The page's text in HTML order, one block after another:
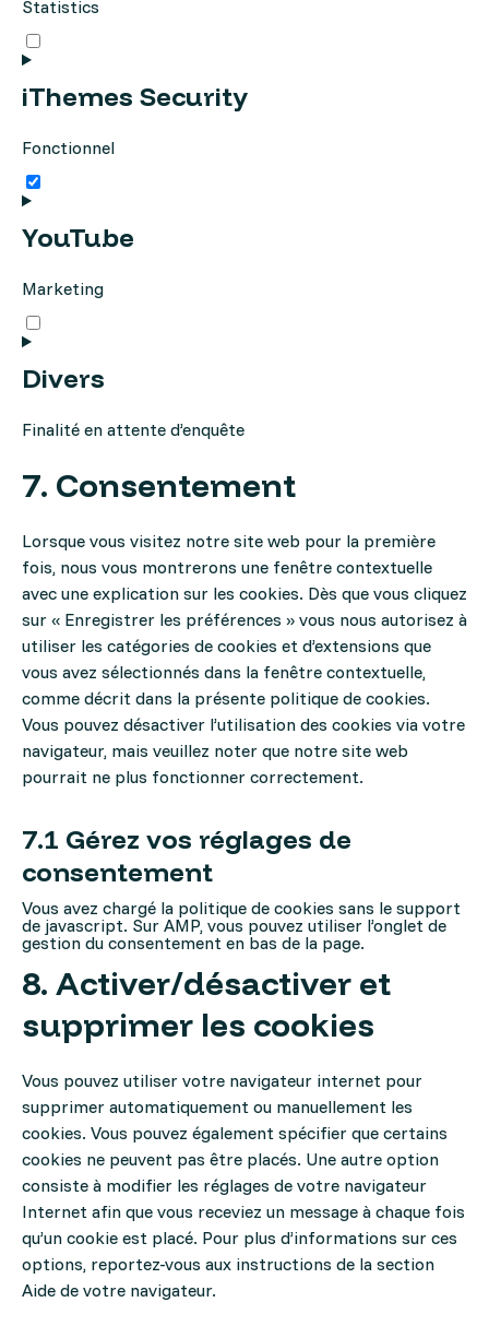
Statistics
Consent
to
google-
analytics
iThemes Security
Fonctionnel
Consent
to
ithemes-
security
YouTube
Marketing
Consent
to
youtube
Divers
Finalité en attente d’enquête
to
service
7. Consentement
Lorsque vous visitez notre site web pour la première
fois, nous vous montrerons une fenêtre contextuelle
avec une explication sur les cookies. Dès que vous cliquez
sur « Enregistrer les préférences » vous nous autorisez à
utiliser les catégories de cookies et d’extensions que
vous avez sélectionnés dans la fenêtre contextuelle,
comme décrit dans la présente politique de cookies.
Vous pouvez désactiver l’utilisation des cookies via votre
navigateur, mais veuillez noter que notre site web
pourrait ne plus fonctionner correctement.
7.1 Gérez vos réglages de
consentement
Vous avez chargé la politique de cookies sans le support
de javascript. Sur AMP, vous pouvez utiliser l’onglet de
gestion du consentement en bas de la page.
8. Activer/désactiver et
supprimer les cookies
Vous pouvez utiliser votre navigateur internet pour
supprimer automatiquement ou manuellement les
cookies. Vous pouvez également spécifier que certains
cookies ne peuvent pas être placés. Une autre option
consiste à modifier les réglages de votre navigateur
Internet afin que vous receviez un message à chaque fois
qu’un cookie est placé. Pour plus d’informations sur ces
options, reportez-vous aux instructions de la section
Aide de votre navigateur.